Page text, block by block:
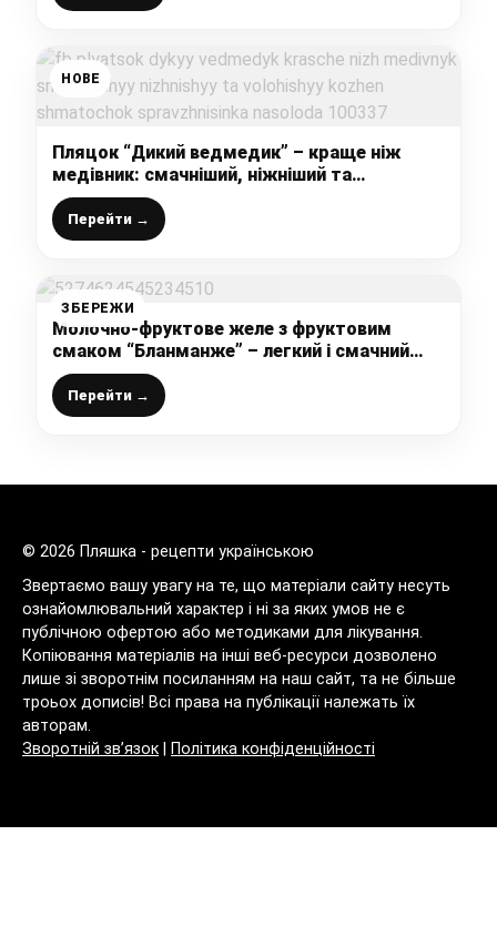
НОВЕ
Пляцок “Дикий ведмедик” – краще ніж
медівник: смачніший, ніжніший та
вологіший, кожен шматочок –
справжнісінька насолода
Перейти →
ЗБЕРЕЖИ
Молочно-фруктове желе з фруктовим
смаком “Бланманже” – легкий і смачний
десерт на раз-два!
Перейти →
© 2026 Пляшка - рецепти українською
Звертаємо вашу увагу на те, що матеріали сайту несуть
ознайомлювальний характер і ні за яких умов не є
публічною офертою або методиками для лікування.
Копіювання матеріалів на інші веб-ресурси дозволено
лише зі зворотнім посиланням на наш сайт, та не більше
троьох дописів! Всі права на публікації належать їх
авторам.
Зворотній зв’язок
Політика конфіденційності